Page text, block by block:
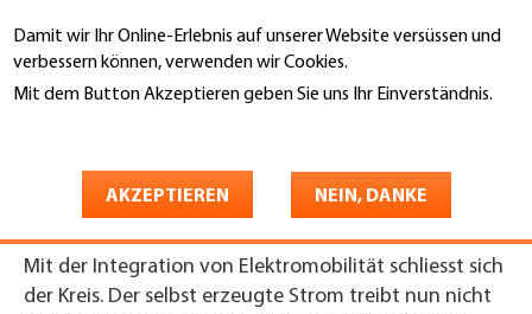
Damit wir Ihr Online-Erlebnis auf unserer Website versüssen und
verbessern können, verwenden wir Cookies.
Mit dem Button Akzeptieren geben Sie uns Ihr Einverständnis.
AKZEPTIEREN NEIN, DANKE
zum
Inhalt
e-Mobilität
Mit der Integration von Elektromobilität schliesst sich
der Kreis. Der selbst erzeugte Strom treibt nun nicht